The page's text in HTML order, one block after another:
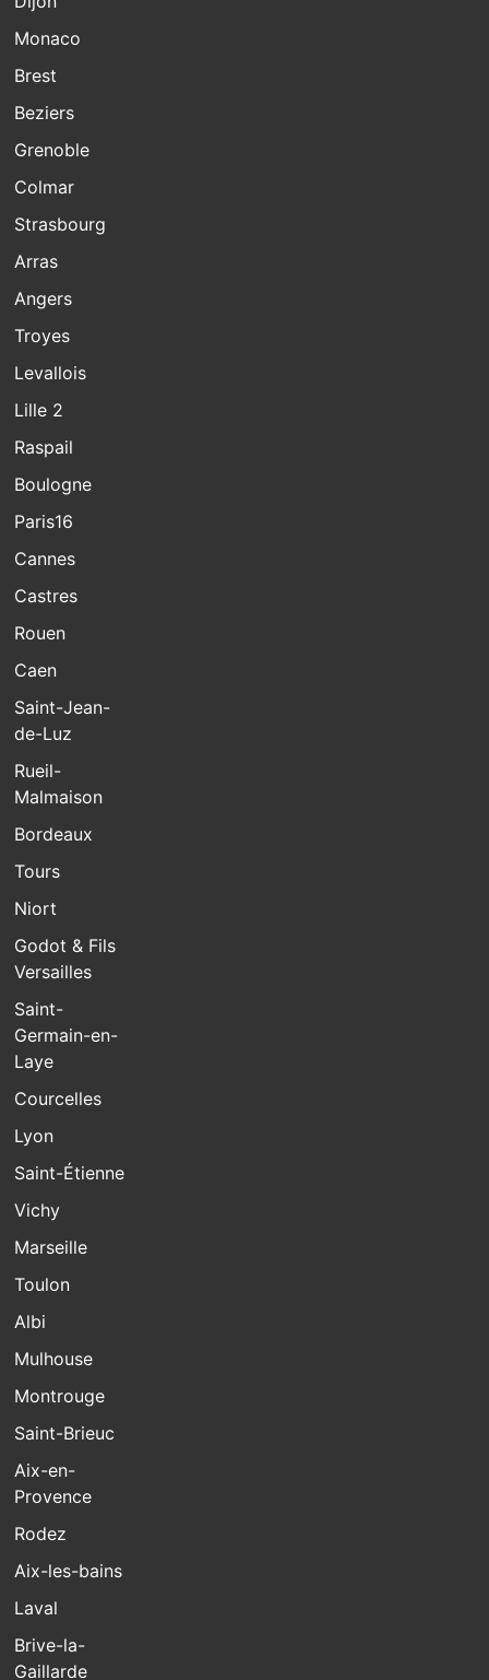
Monaco
Brest
Beziers
Grenoble
Colmar
Strasbourg
Arras
Angers
Troyes
Levallois
Lille 2
Raspail
Boulogne
Paris16
Cannes
Castres
Rouen
Caen
Saint-Jean-
de-Luz
Rueil-
Malmaison
Bordeaux
Tours
Niort
Godot & Fils
Versailles
Saint-
Germain-en-
Laye
Courcelles
Lyon
Saint-Étienne
Vichy
Marseille
Toulon
Albi
Mulhouse
Montrouge
Saint-Brieuc
Aix-en-
Provence
Rodez
Aix-les-bains
Laval
Brive-la-
Gaillarde